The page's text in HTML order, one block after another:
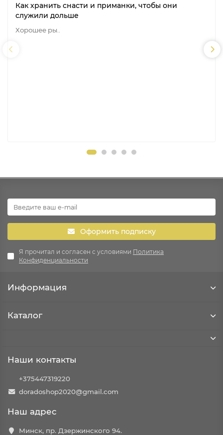
Как хранить снасти и приманки, чтобы они
служили дольше
Хорошее ры..
Оформить подписку
Я прочитал и согласен с условиями Политика
Конфиденциальности
Информация
Каталог
Наши контакты
+375447319220
doradoshop2020@gmail.com
Наш адрес
Минск, пр. Дзержинского 94.